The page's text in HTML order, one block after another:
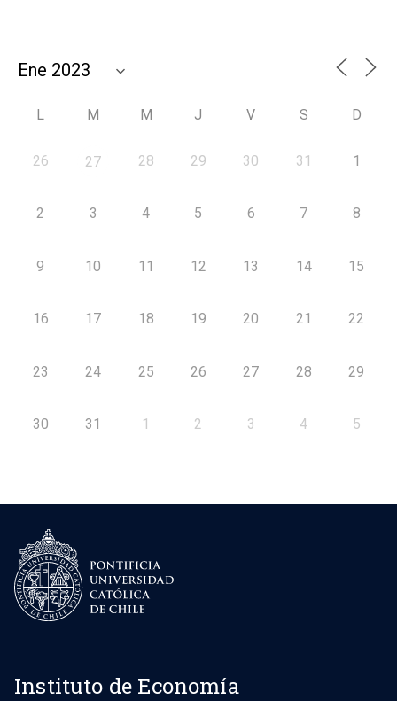
L M M J V S D
26 27 28 29 30 31 1
2 3 4 5 6 7 8
9 10 11 12 13 14 15
16 17 18 19 20 21 22
23 24 25 26 27 28 29
30 31 1 2 3 4 5
Instituto de Economía